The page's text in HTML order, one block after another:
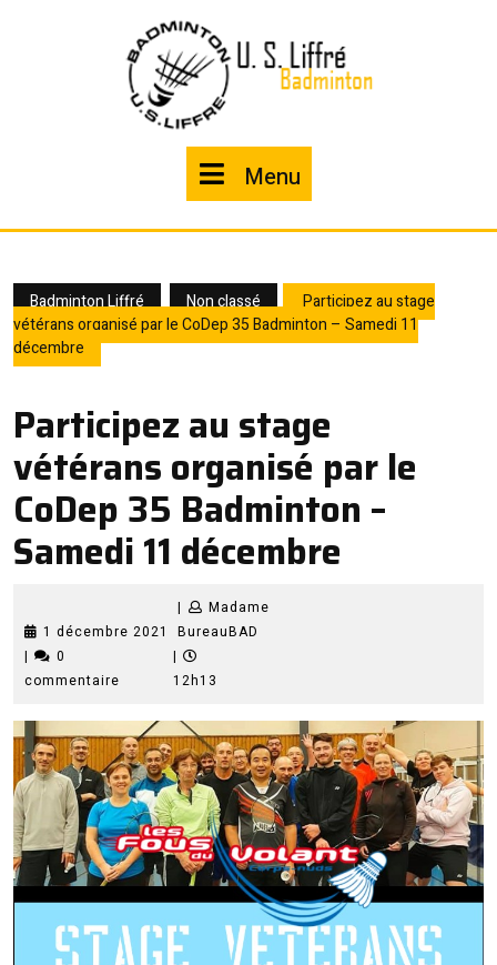
Menu
Badminton Liffré Non classé
Participez au stage
vétérans organisé par le CoDep 35 Badminton – Samedi 11
décembre
Participez au stage
vétérans organisé par le
CoDep 35 Badminton –
Samedi 11 décembre
1 décembre 2021
décembre
2021
|
Madame
BureauBAD
|
0
commentaire
|
12h13